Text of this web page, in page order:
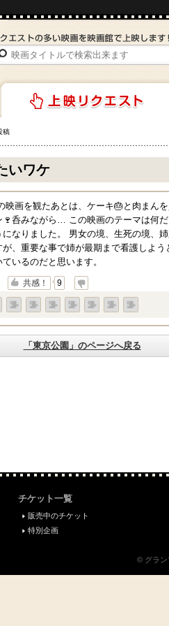
映リクエスト
稿
いワケ
映画を観たあとは、ケーキ🎂と肉まん
呑みながら… この映画のテーマは何だ
になりました。 男女の境、生死の境、
が、重要な事で姉が最期まで看護しよ
いるのだと思います。
共感！ 9
↓
「東京公園」のページへ戻る
チケット一覧
販売中のチケット
特別企画
© グラン